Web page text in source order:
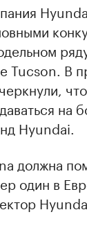
Tucson. В
на
Hyundai.
должна
один в